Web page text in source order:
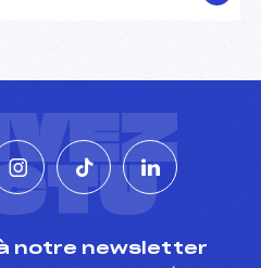
notre newsletter